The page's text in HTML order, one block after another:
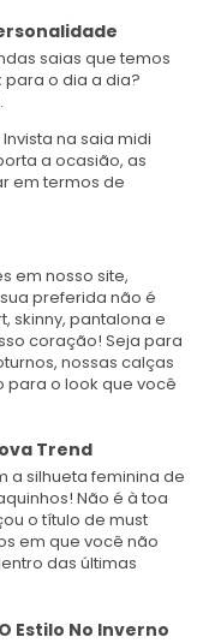
saias que temos
o dia a dia?
na saia midi
a ocasião, as
em termos de
em nosso site,
preferida não é
skinny, pantalona e
coração! Seja para
nossas calças
para o look que você
Trend
a silhueta feminina de
Não é à toa
o título de must
em que você não
das últimas
Estilo No Inverno